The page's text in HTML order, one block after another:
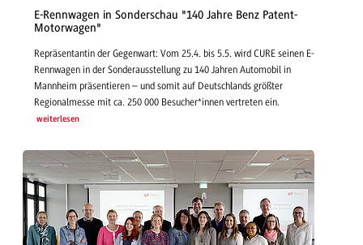
E-Rennwagen in Sonderschau "140 Jahre Benz Patent-
Motorwagen"
Repräsentantin der Gegenwart: Vom 25.4. bis 5.5. wird CURE seinen E-
Rennwagen in der Sonderausstellung zu 140 Jahren Automobil in
Mannheim präsentieren – und somit auf Deutschlands größter
Regionalmesse mit ca. 250 000 Besucher*innen vertreten ein.
weiterlesen